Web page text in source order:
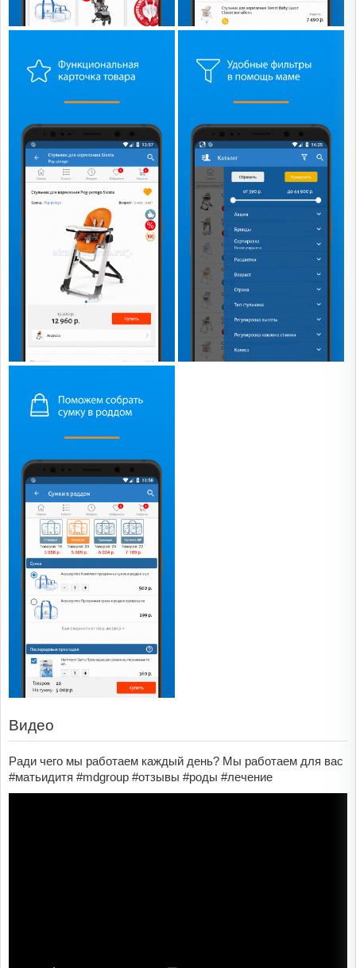
Видео
Ради чего мы работаем каждый день? Мы работаем для вас
#матьидитя #mdgroup #отзывы #роды #лечение